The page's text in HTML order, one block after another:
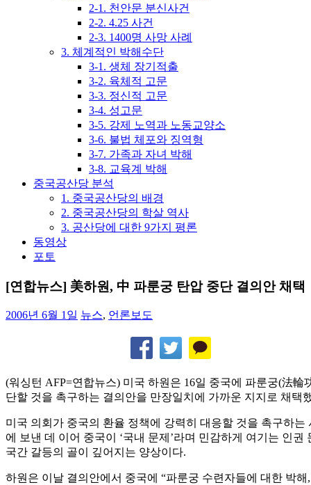
2-1. 천안문 분신사건
2-2. 4.25 사건
2-3. 1400명 사망 사례
3. 체계적인 박해수단
3-1. 생체 장기적출
3-2. 육체적 고문
3-3. 정신적 고문
3-4. 성고문
3-5. 강제 노역과 노동교양소
3-6. 불법 체포와 징역형
3-7. 가족과 자녀 박해
3-8. 교육계 박해
중국공산당 분석
1. 중국공산당의 배경
2. 중국공산당의 학살 역사
3. 공산당에 대한 9가지 평론
동영상
포토
[연합뉴스] 美하원, 中 파룬궁 탄압 중단 결의안 채택
2006년 6월 1일 뉴스, 언론보도
(워싱턴 AFP=연합뉴스) 미국 하원은 16일 중국에 파룬궁(法輪
단할 것을 촉구하는 결의안을 만장일치에 가까운 지지로 채택
미국 의회가 중국의 환율 정책에 강력히 대응할 것을 촉구하는
에 보낸 데 이어 중국이 ‘국내 문제’라며 민감하게 여기는 인권
국간 갈등의 골이 깊어지는 양상이다.
하원은 이날 결의안에서 중국에 “파룬궁 수련자들에 대한 박